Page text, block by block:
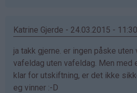
Katrine Gjerde - 24.03.2015 - 11:30
ja takk gjerne. er ingen påske uten
vafeldag uten vafeldag. Men med
klar for utskiftning, er det ikke
eg vinner :-D